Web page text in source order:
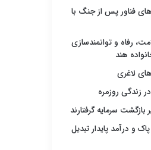
فناور پس از جنگ با
رفاه و توانمندسازی
هند
لاغری
زندگی روزمره
بازگشت سرمایه گرفتارند
و درآمد پایدار تبدیل